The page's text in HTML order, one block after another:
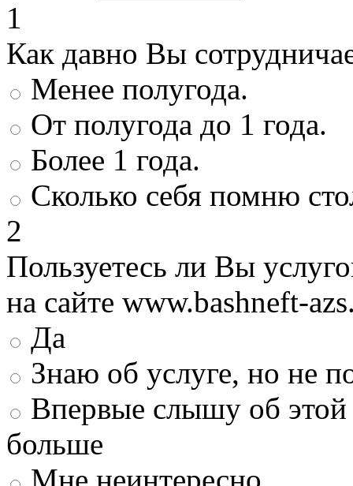
1
Как давно Вы
Менее полугода.
От полугода до 1 года.
Более 1 года.
Сколько себя помню
2
Пользуетесь ли Вы
на сайте www.bashneft-
Да
Знаю об услуге, но не
Впервые слышу об этой
больше